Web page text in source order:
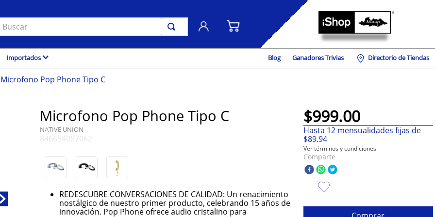
Importados Blog Ganadores Trivias Directorio de Tiendas
Microfono Pop Phone Tipo C
Microfono Pop Phone Tipo C
NATIVE UNION
846654087062
REDESCUBRE CONVERSACIONES DE CALIDAD: Un renacimiento
nostálgico de nuestro primer producto, celebrando 15 años de
innovación. Pop Phone ofrece audio cristalino para
$999.00
Hasta 12mensualidades fijas de
$89.94
Ver términos y condiciones
Comparte